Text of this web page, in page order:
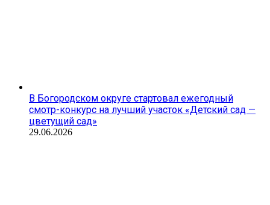
В Богородском округе стартовал ежегодный
смотр-конкурс на лучший участок «Детский сад —
цветущий сад»
29.06.2026